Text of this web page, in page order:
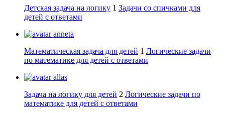
Детская задача на логику 1 Задачи со спичками для
детей с ответами
anneta
Математическая задача для детей 1 Логические задачи
по математике для детей с ответами
allas
Задача на логику для детей 2 Логические задачи по
математике для детей с ответами